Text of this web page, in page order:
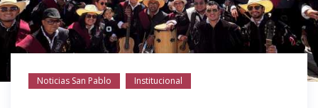
Noticias San Pablo Institucional